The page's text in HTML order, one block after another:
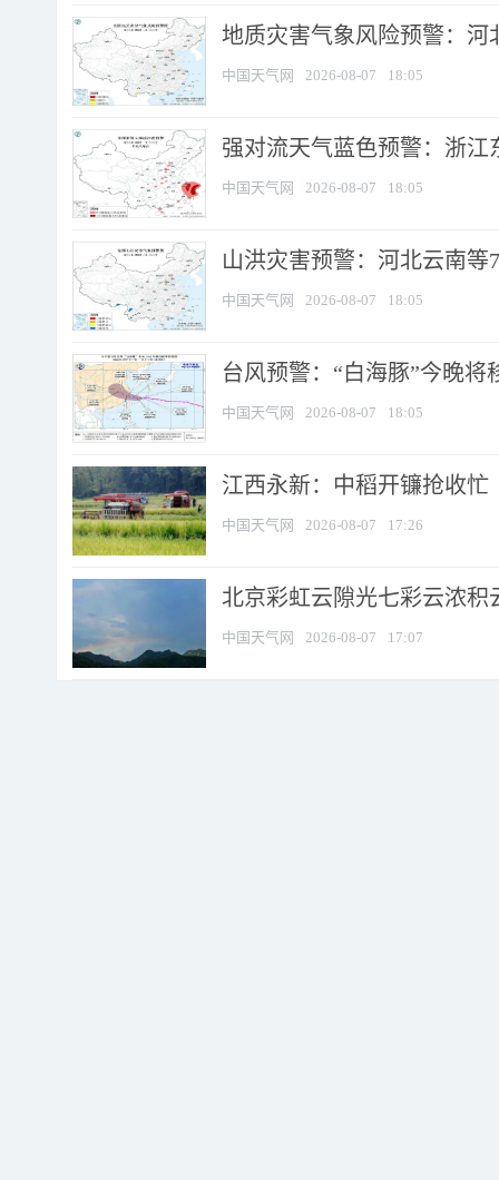
地质灾害气象风险预警：河
中国天气网 2026-08-07 18:05
强对流天气蓝色预警：浙江
中国天气网 2026-08-07 18:05
山洪灾害预警：河北云南
中国天气网 2026-08-07 18:05
台风预警：“白海豚”今晚将
中国天气网 2026-08-07 18:05
江西永新：中稻开镰抢收忙
中国天气网 2026-08-07 17:26
北京彩虹云隙光七彩云浓积
中国天气网 2026-08-07 17:07